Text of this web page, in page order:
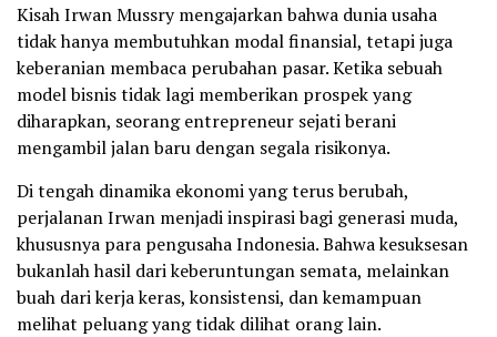
Kisah Irwan Mussry mengajarkan bahwa dunia usaha
tidak hanya membutuhkan modal finansial, tetapi juga
keberanian membaca perubahan pasar. Ketika sebuah
model bisnis tidak lagi memberikan prospek yang
diharapkan, seorang entrepreneur sejati berani
mengambil jalan baru dengan segala risikonya.
Di tengah dinamika ekonomi yang terus berubah,
perjalanan Irwan menjadi inspirasi bagi generasi muda,
khususnya para pengusaha Indonesia. Bahwa kesuksesan
bukanlah hasil dari keberuntungan semata, melainkan
buah dari kerja keras, konsistensi, dan kemampuan
melihat peluang yang tidak dilihat orang lain.